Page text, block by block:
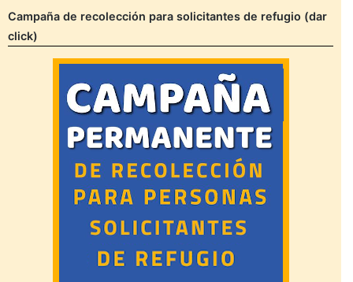
Campaña de recolección para solicitantes de refugio (dar
click)